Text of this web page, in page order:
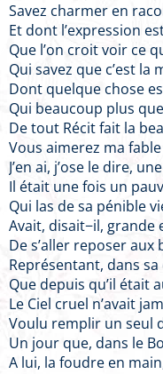
Savez charmer en
Et dont l’expression
Que l’on croit voir ce
Qui savez que c’est la
Dont quelque chose
Qui beaucoup plus
De tout Récit fait la
Vous aimerez ma
J’en ai, j’ose le dire,
Il était une fois un
Qui las de sa pénible
Avait, disait−il, grande
De s’aller reposer aux
Représentant, dans
Que depuis qu’il était
Le Ciel cruel n’avait
Voulu remplir un seul
Un jour que, dans le
A lui, la foudre en